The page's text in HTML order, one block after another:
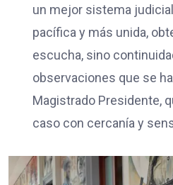
un mejor sistema
pacífica y más unida,
escucha, sino
observaciones que se
Magistrado Presidente,
caso con cercanía y